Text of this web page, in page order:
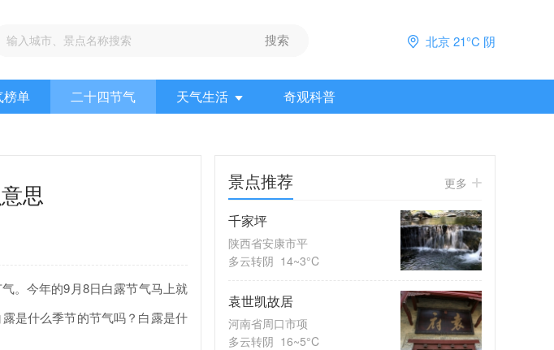
北京 21°C 阴
榜单 二十四节气 天气生活 奇观科普
思
。今年的9月8日白露节气马上就
是什么季节的节气吗？白露是什
景点推荐 更多
千家坪
陕西省安康市平
多云转阴 14~3°C
袁世凯故居
河南省周口市项
多云转阴 16~5°C